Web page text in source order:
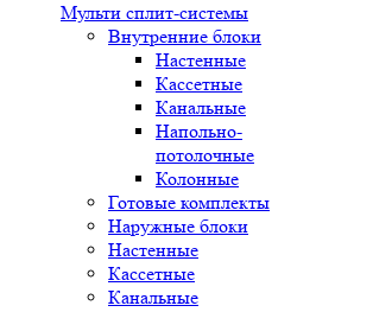
Мульти сплит-системы
Внутренние блоки
Настенные
Кассетные
Канальные
Напольно-
потолочные
Колонные
Готовые комплекты
Наружные блоки
Настенные
Кассетные
Канальные